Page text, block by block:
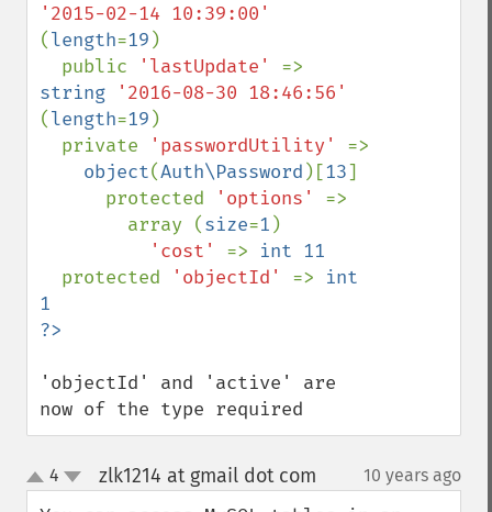
(length=19 )
  public
'lastUpdate'
string
(length=19 )
  private
'passwordUtility' =>
object(Auth\Password )[13]
      protected
'options' =>
        array (
size=1 )
'cost' => int 11
protected
'objectId' => int
1
'objectId' and 'active' are
now of the type required
up
down
4 zlk1214 at gmail dot com 10 years ago